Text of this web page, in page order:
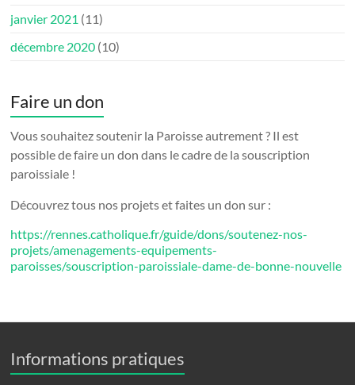
janvier 2021 (11)
décembre 2020 (10)
Faire un don
Vous souhaitez soutenir la Paroisse autrement ? Il est
possible de faire un don dans le cadre de la souscription
paroissiale !
Découvrez tous nos projets et faites un don sur :
https://rennes.catholique.fr/guide/dons/soutenez-nos-
projets/amenagements-equipements-
paroisses/souscription-paroissiale-dame-de-bonne-nouvelle
Informations pratiques